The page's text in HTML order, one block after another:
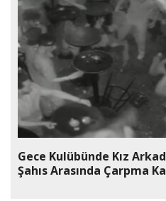
Gece Kulübünde Kız
Şahıs Arasında Çarpma